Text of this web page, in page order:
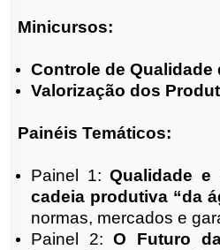
Minicursos:
Controle de Qualidade
Valorização dos
Painéis Temáticos:
Painel 1:Qualidade e
cadeia produtiva “da
normas, mercados e
Painel 2:O Futuro